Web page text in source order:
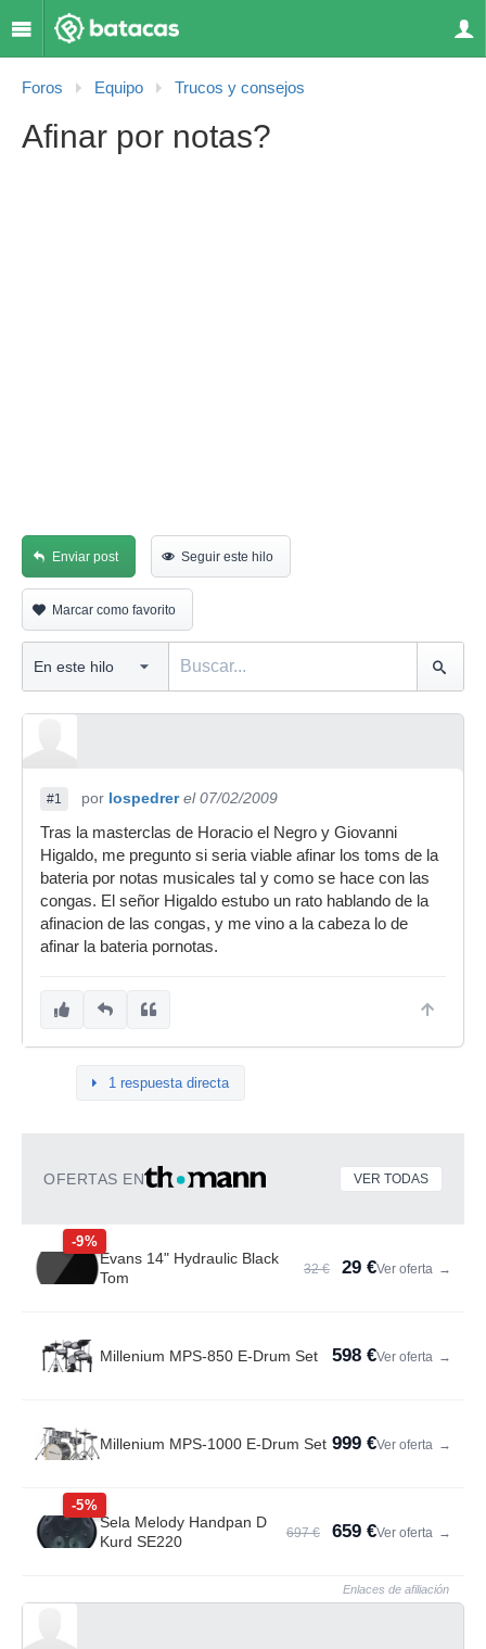
Foros Equipo Trucos y consejos
Afinar por notas?
Enviar post Seguir este hilo
Marcar como favorito
#1 por lospedrer el 07/02/2009
Tras la masterclas de Horacio el Negro y Giovanni
Higaldo, me pregunto si seria viable afinar los toms de la
bateria por notas musicales tal y como se hace con las
congas. El señor Higaldo estubo un rato hablando de la
afinacion de las congas, y me vino a la cabeza lo de
afinar la bateria pornotas.
1 respuesta directa
OFERTAS EN VER TODAS
-9%
Evans 14" Hydraulic Black
Tom
32 € 29 €Ver oferta →
Millenium MPS-850 E-Drum Set 598 €Ver oferta →
Millenium MPS-1000 E-Drum Set 999 €Ver oferta →
-5%
Sela Melody Handpan D
Kurd SE220
697 € 659 €Ver oferta →
Enlaces de afiliación